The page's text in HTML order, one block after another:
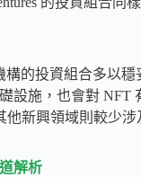
構的投資組合多以穩
設施，也會對 NFT
他新興領域則較少涉
解析